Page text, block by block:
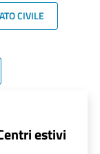
CIVILE
estivi